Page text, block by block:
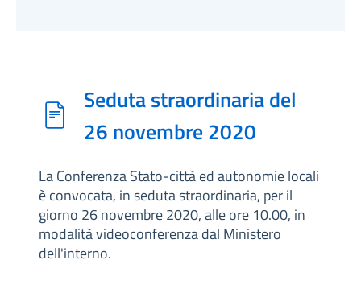
Seduta straordinaria del
26 novembre 2020
La Conferenza Stato-città ed autonomie locali
è convocata, in seduta straordinaria, per il
giorno 26 novembre 2020, alle ore 10.00, in
modalità videoconferenza dal Ministero
dell'interno.